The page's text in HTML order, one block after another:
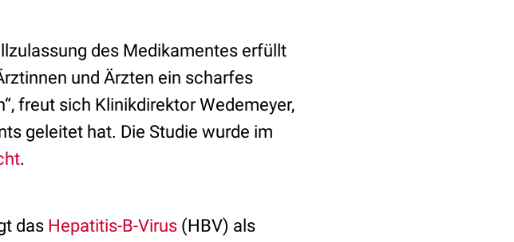
des Medikamentes erfüllt
und Ärzten ein scharfes
freut sich Klinikdirektor Wedemeyer,
geleitet hat. Die Studie wurde im
.
das Hepatitis-B-Virus (HBV) als